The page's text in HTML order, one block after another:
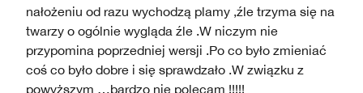
nałożeniu od razu wychodzą plamy ,źle trzyma się na
twarzy o ogólnie wygląda źle .W niczym nie
przypomina poprzedniej wersji .Po co było zmieniać
coś co było dobre i się sprawdzało .W związku z
powyższym …bardzo nie polecam !!!!!